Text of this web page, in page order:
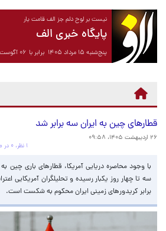
نیست بر لوح دلم جز الف قامت یار
پایگاه خبری الف
پنج‌شنبه ۱۵ مرداد ۱۴۰۵ برابر با ۰۶ آگوست ۲۰۲۶
قطارهای چین به ایران سه برابر شد
۲۶ اردیبهشت ۱۴۰۵، ۰۹:۵۸
۱ نظر، ۰ در صف انتشار و ۰ تکراری یا غیرقابل انتشار
با وجود محاصره دریایی آمریکا، قطارهای باری چین
سه تا چهار روز یکبار رسیده‌ و تحلیلگران آمریکایی
برابر کریدورهای زمینی ایران محکوم به شکست است.